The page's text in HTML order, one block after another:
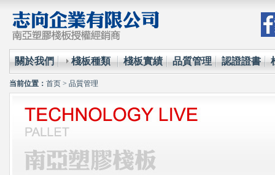
關於我們 棧板種類 棧板實績 品質管理 認證證書
当前位置： 首页 > 品質管理